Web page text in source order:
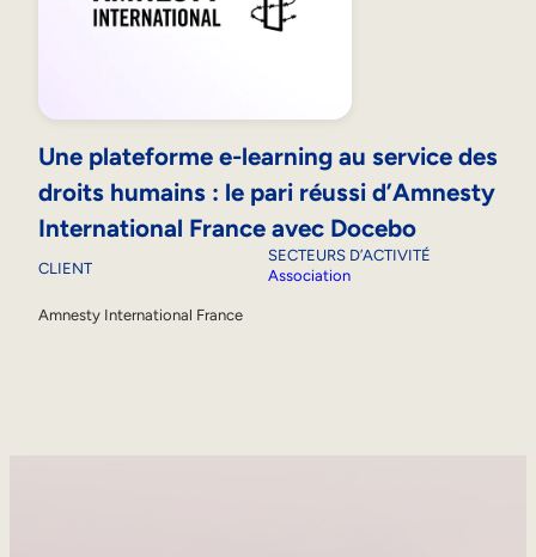
Une plateforme e-learning au service des
droits humains : le pari réussi d’Amnesty
International France avec Docebo
CLIENT
Amnesty International France
SECTEURS D’ACTIVITÉ
Association